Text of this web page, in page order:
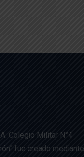
Colegio Militar N°4
fue creado mediante